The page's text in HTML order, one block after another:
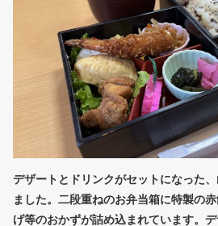
デザートとドリンクがセットになった
ました。二段重ねのお弁当箱に特製の
げ等のおかずが詰め込まれています。